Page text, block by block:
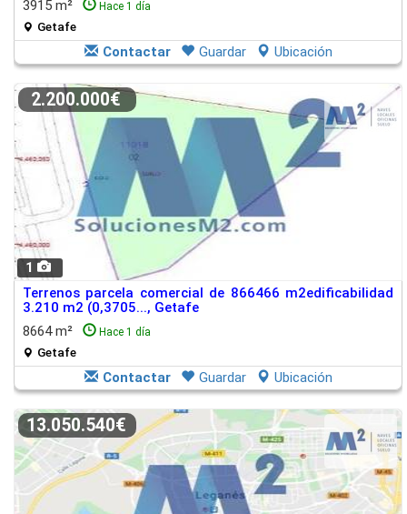
3915 m² Hace 1 día
Getafe
Contactar Guardar Ubicación
1
2.200.000€
Terrenos parcela comercial de 866466 m2edificabilidad
3.210 m2 (0,3705..., Getafe
8664 m²
Hace 1 día
Getafe
Contactar Guardar Ubicación
13.050.540€